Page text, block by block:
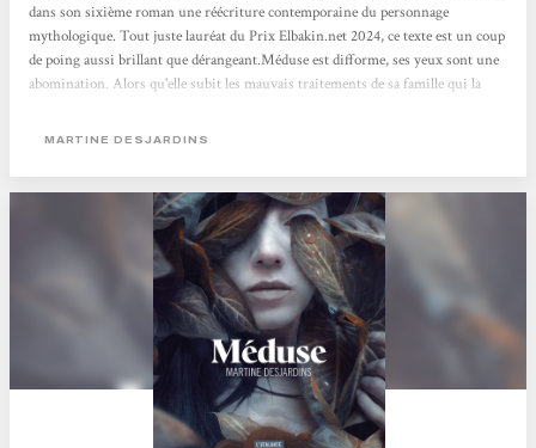
dans son sixième roman une réécriture contemporaine du personnage
mythologique. Tout juste lauréat du Prix Elbakin.net 2024, ce texte est un coup
de poing aussi brillant que dérangeant.Méduse est difforme, ses yeux sont une
abomination. Alors qu'elle subit les mauvais traitements de sa famille qui la
par être abandonnée par ses parents dans un institut isolé...Méduse interroge la
MARTINE DESJARDINS